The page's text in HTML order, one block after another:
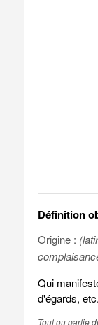
Définition
Origine :
Qui
d'égards,
Tout ou partie